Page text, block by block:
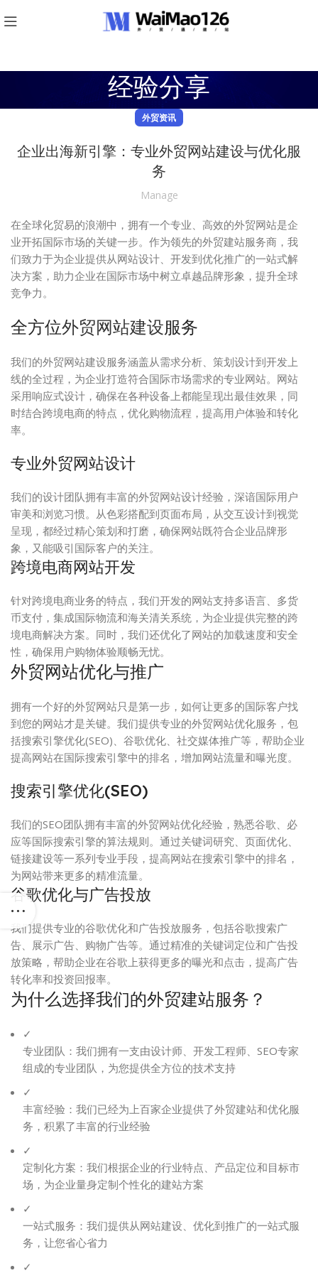
经验分享
外贸资讯
企业出海新引擎：专业外贸网站建设与优化服
务
Manage
在全球化贸易的浪潮中，拥有一个专业、高效的外贸网站是企
业开拓国际市场的关键一步。作为领先的外贸建站服务商，我
们致力于为企业提供从网站设计、开发到优化推广的一站式解
决方案，助力企业在国际市场中树立卓越品牌形象，提升全球
竞争力。
全方位外贸网站建设服务
我们的外贸网站建设服务涵盖从需求分析、策划设计到开发上
线的全过程，为企业打造符合国际市场需求的专业网站。网站
采用响应式设计，确保在各种设备上都能呈现出最佳效果，同
时结合跨境电商的特点，优化购物流程，提高用户体验和转化
率。
专业外贸网站设计
我们的设计团队拥有丰富的外贸网站设计经验，深谙国际用户
审美和浏览习惯。从色彩搭配到页面布局，从交互设计到视觉
呈现，都经过精心策划和打磨，确保网站既符合企业品牌形
象，又能吸引国际客户的关注。
跨境电商网站开发
针对跨境电商业务的特点，我们开发的网站支持多语言、多货
币支付，集成国际物流和海关清关系统，为企业提供完整的跨
境电商解决方案。同时，我们还优化了网站的加载速度和安全
性，确保用户购物体验顺畅无忧。
外贸网站优化与推广
拥有一个好的外贸网站只是第一步，如何让更多的国际客户找
到您的网站才是关键。我们提供专业的外贸网站优化服务，包
括搜索引擎优化(SEO)、谷歌优化、社交媒体推广等，帮助企业
提高网站在国际搜索引擎中的排名，增加网站流量和曝光度。
搜索引擎优化(SEO)
我们的SEO团队拥有丰富的外贸网站优化经验，熟悉谷歌、必
应等国际搜索引擎的算法规则。通过关键词研究、页面优化、
链接建设等一系列专业手段，提高网站在搜索引擎中的排名，
为网站带来更多的精准流量。
谷歌优化与广告投放
我们提供专业的谷歌优化和广告投放服务，包括谷歌搜索广
告、展示广告、购物广告等。通过精准的关键词定位和广告投
放策略，帮助企业在谷歌上获得更多的曝光和点击，提高广告
转化率和投资回报率。
为什么选择我们的外贸建站服务？
✓
专业团队：我们拥有一支由设计师、开发工程师、SEO专家
组成的专业团队，为您提供全方位的技术支持
✓
丰富经验：我们已经为上百家企业提供了外贸建站和优化服
务，积累了丰富的行业经验
✓
定制化方案：我们根据企业的行业特点、产品定位和目标市
场，为企业量身定制个性化的建站方案
✓
一站式服务：我们提供从网站建设、优化到推广的一站式服
务，让您省心省力
✓